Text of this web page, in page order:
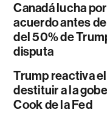
Canadá lucha
acuerdo antes
del 50% de
disputa
Trump reactiva
destituir a la
Cook de la Fed